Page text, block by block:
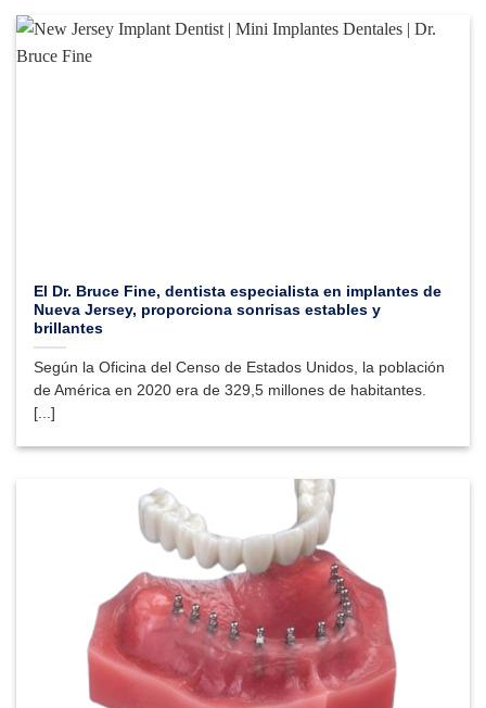
El Dr. Bruce Fine, dentista especialista en implantes de
Nueva Jersey, proporciona sonrisas estables y
brillantes
Según la Oficina del Censo de Estados Unidos, la población
de América en 2020 era de 329,5 millones de habitantes.
[...]